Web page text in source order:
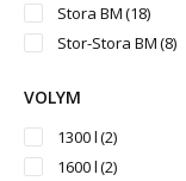
Stora BM(18)
Stor-Stora BM(8)
VOLYM
1300 l(2)
1600 l(2)